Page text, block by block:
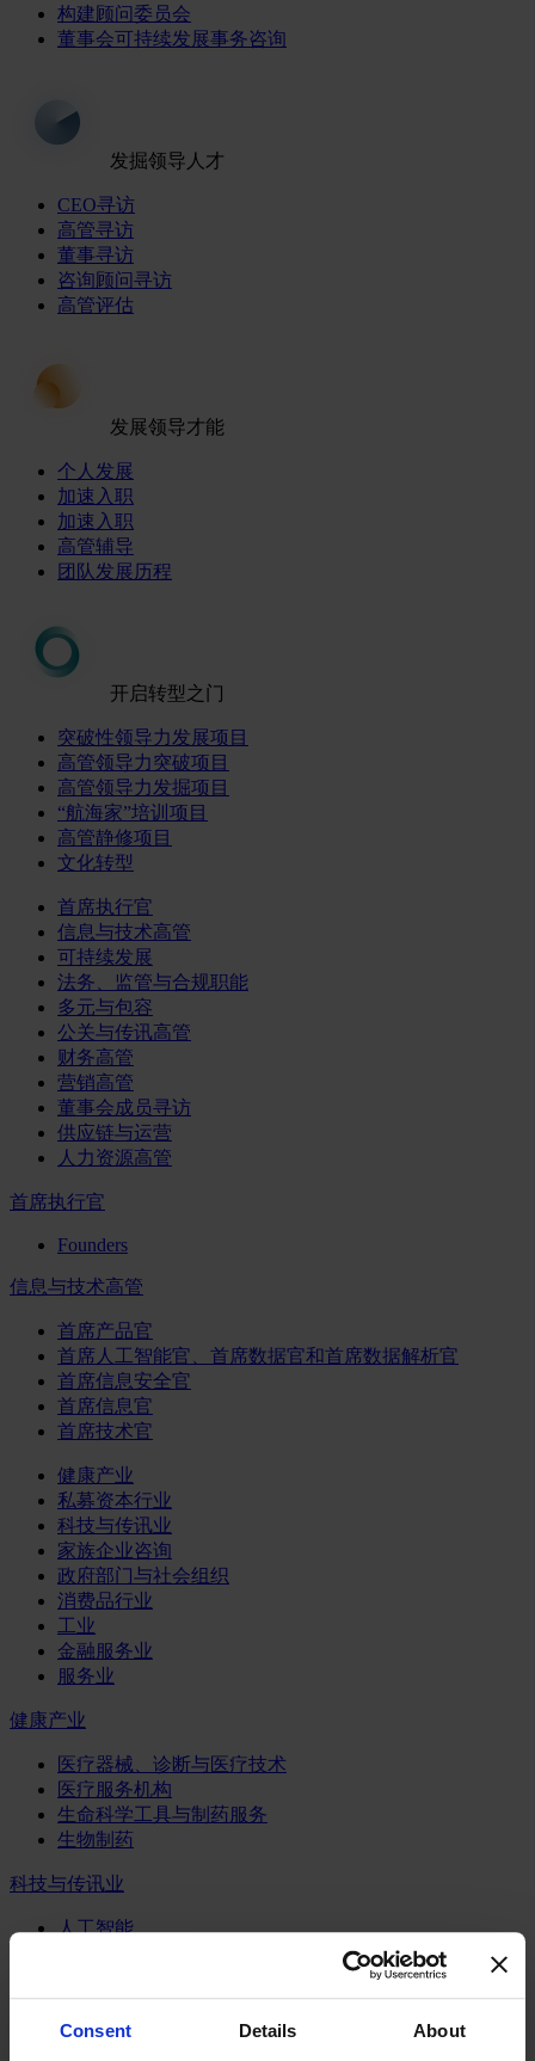
Consent Details About
构建顾问委员会
董事会可持续发展事务咨询
发掘领导人才
CEO寻访
高管寻访
董事寻访
咨询顾问寻访
高管评估
发展领导才能
个人发展
加速入职
加速入职
高管辅导
团队发展历程
开启转型之门
突破性领导力发展项目
高管领导力突破项目
高管领导力发掘项目
“航海家”培训项目
高管静修项目
文化转型
首席执行官
信息与技术高管
可持续发展
法务、监管与合规职能
多元与包容
公关与传讯高管
财务高管
营销高管
董事会成员寻访
供应链与运营
人力资源高管
首席执行官
Founders
信息与技术高管
首席产品官
首席人工智能官、首席数据官和首席数据解析官
首席信息安全官
首席信息官
首席技术官
健康产业
私募资本行业
科技与传讯业
家族企业咨询
政府部门与社会组织
消费品行业
工业
金融服务业
服务业
健康产业
医疗器械、诊断与医疗技术
医疗服务机构
生命科学工具与制药服务
生物制药
科技与传讯业
人工智能
物联网
电信业